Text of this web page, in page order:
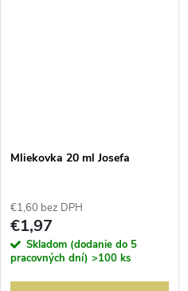
Mliekovka 20 ml Josefa
€1,60 bez DPH
€1,97
Skladom (dodanie do 5
pracovných dní) >100 ks